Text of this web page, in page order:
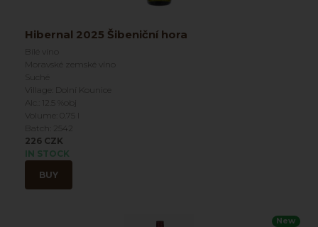
Hibernal 2025 Šibeniční hora
Bílé víno
Moravské zemské víno
Suché
Village: Dolní Kounice
Alc.: 12.5 %obj
Volume: 0.75 l
Batch: 2542
226 CZK
IN STOCK
BUY
New